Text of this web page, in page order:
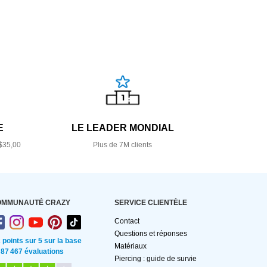
LE LEADER MONDIAL
Plus de 7M clients
CRAZY
points sur 5 sur la base
467 évaluations
SERVICE CLIENTÈLE
Contact
Questions et réponses
Matériaux
Piercing : guide de survie